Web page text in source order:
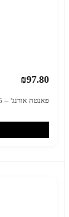
₪97.80
פאנטה אורנג' – 1.5 ליטר × 12 יחידות (מארז)